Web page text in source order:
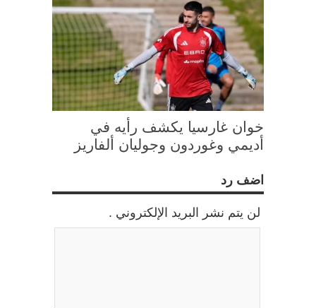
خوان غارسيا يكشف رأيه في
أديمي وغوردون وجوليان ألفاريز
اضف رد
لن يتم نشر البريد الإلكتروني .